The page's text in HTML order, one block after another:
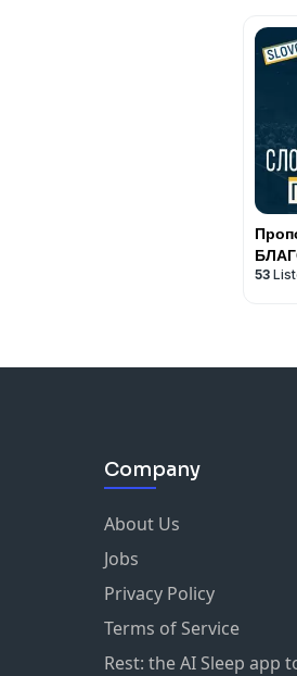
53
Company
About Us
Jobs
Privacy Policy
Terms of Service
Rest: the AI Sleep app